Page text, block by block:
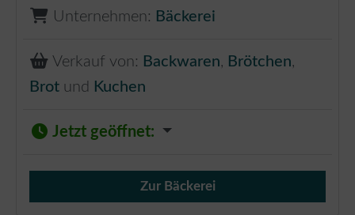
Unternehmen: Bäckerei
Verkauf von: Backwaren, Brötchen,
Brot und Kuchen
Jetzt geöffnet:
Verkauf von Brötchen,
Zur Bäckerei